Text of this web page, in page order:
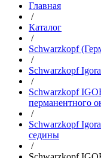
Главная
/
Каталог
/
Schwarzkopf
/
Schwarzkopf
/
Schwarzkopf
перманентного
/
Schwarzkopf
седины
/